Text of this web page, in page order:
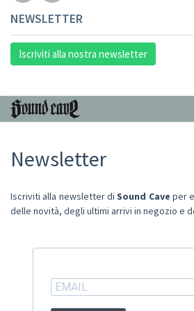
NEWSLETTER
Iscriviti alla nostra newsletter
INFORMAZIONI
Punto Vendita
Spese postali
Domande Comuni
Ritiro merce in sede
ACCOUNT
Newsletter
Iscriviti alla newsletter diSound Cave per
delle novità, degli ultimi arrivi in negozio e